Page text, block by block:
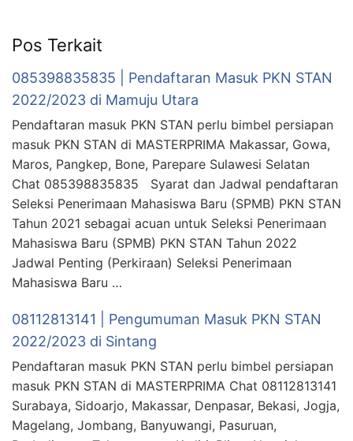
Pos Terkait
085398835835 | Pendaftaran Masuk PKN STAN
2022/2023 di Mamuju Utara
Pendaftaran masuk PKN STAN perlu bimbel persiapan
masuk PKN STAN di MASTERPRIMA Makassar, Gowa,
Maros, Pangkep, Bone, Parepare Sulawesi Selatan
Chat 085398835835 Syarat dan Jadwal pendaftaran
Seleksi Penerimaan Mahasiswa Baru (SPMB) PKN STAN
Tahun 2021 sebagai acuan untuk Seleksi Penerimaan
Mahasiswa Baru (SPMB) PKN STAN Tahun 2022
Jadwal Penting (Perkiraan) Seleksi Penerimaan
Mahasiswa Baru …
08112813141 | Pengumuman Masuk PKN STAN
2022/2023 di Sintang
Pendaftaran masuk PKN STAN perlu bimbel persiapan
masuk PKN STAN di MASTERPRIMA Chat 08112813141
Surabaya, Sidoarjo, Makassar, Denpasar, Bekasi, Jogja,
Magelang, Jombang, Banyuwangi, Pasuruan,